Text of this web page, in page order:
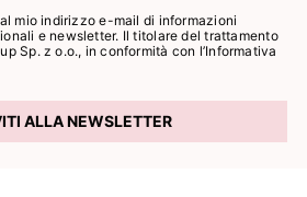
mio indirizzo e-mail di informazioni
e newsletter. Il titolare del trattamento
Sp. z o.o., in conformità con l’Informativa
ALLA NEWSLETTER